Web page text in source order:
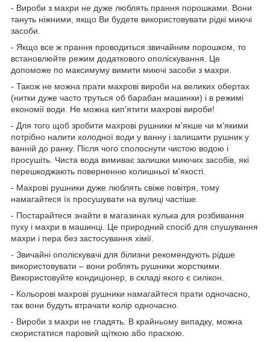
- Вироби з махри не дуже люблять прання порошками. Вони
тануть ніжними, якщо Ви будете використовувати рідкі миючі
засоби.
- Якщо все ж прання проводиться звичайним порошком, то
встановлюйте режим додаткового ополіскування. Це
допоможе по максимуму вимити миючі засоби з махри.
- Також не можна прати махрові вироби на великих обертах
(нитки дуже часто труться об барабан машинки) і в режимі
економії води. Не можна кип'ятити махрові вироби!
- Для того щоб зробити махрові рушники м'якше чи м'якими
потрібно налити холодної води у ванну і залишити рушник у
ванній до ранку. Після чого сполоснути чистою водою і
просушіть. Чиста вода вимиває залишки миючих засобів, які
перешкоджають поверненню колишньої м'якості.
- Махрові рушники дуже люблять свіже повітря, тому
намагайтеся їх просушувати на вулиці частіше.
- Постарайтеся знайти в магазинах кулька для розбивання
пуху і махри в машинці. Це природний спосіб для спушування
махри і пера без застосування хімії.
- Звичайні ополіскувачі для білизни рекомендують рідше
використовувати – вони роблять рушники жорсткими.
Використовуйте кондиціонер, в складі якого є силікон.
- Кольорові махрові рушники намагайтеся прати одночасно,
так вони будуть втрачати колір одночасно.
- Вироби з махри не гладять. В крайньому випадку, можна
скористатися паровий щіткою або праскою.